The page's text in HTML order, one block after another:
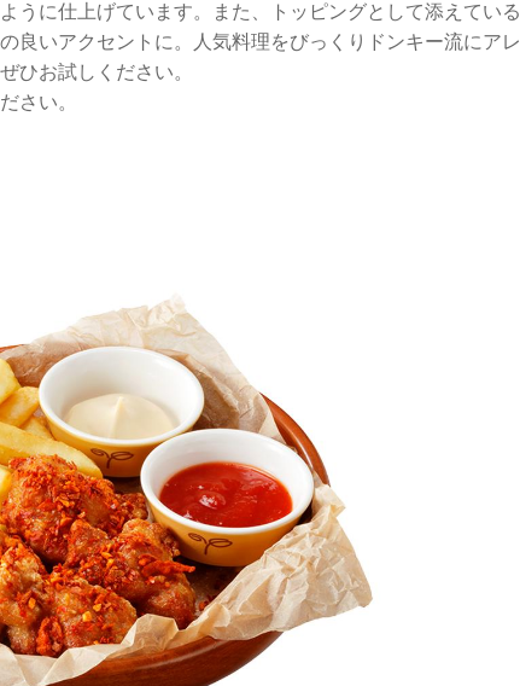
うに仕上げています。また、トッピングとして添えている
良いアクセントに。人気料理をびっくりドンキー流にアレ
ひお試しください。
さい。